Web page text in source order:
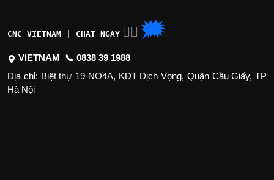
CNC VIETNAM | CHAT NGAY 👉🏽 🗯
VIETNAM 📞 0838 39 1988
Địa chỉ: Biệt thự 19 NO4A, KĐT Dịch Vọng, Quận Cầu Giấy, TP
Hà Nội